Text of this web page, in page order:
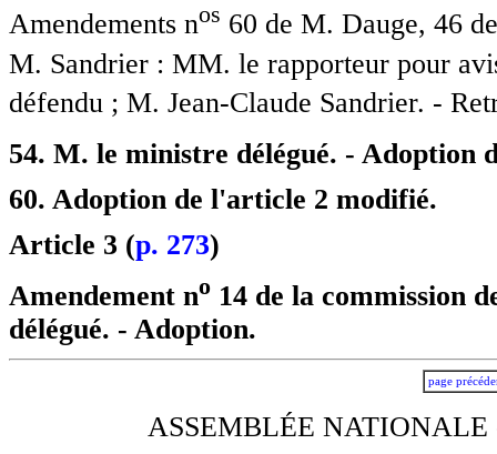
Amendements nos 60 de M. Dauge, 46
M. Sandrier : MM. le rapporteur pour
défendu ; M. Jean-Claude Sandrier. -
54. M. le ministre délégué. - Adoption
60. Adoption de l'article 2 modifié.
Article 3 (p. 273)
Amendement no 14 de la commission
délégué. - Adoption.
page
ASSEMBLÉE NATIONALE